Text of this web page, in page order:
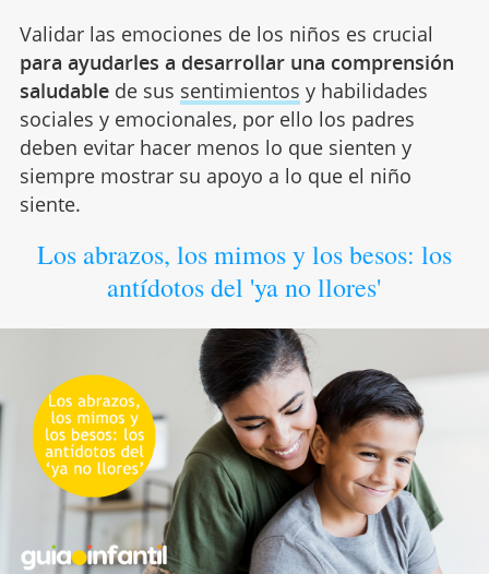
Validar las emociones de los niños es crucial
para ayudarles a desarrollar una comprensión
saludablede sus sentimientos y habilidades
sociales y emocionales, por ello los padres
deben evitar hacer menos lo que sienten y
siempre mostrar su apoyo a lo que el niño
siente.
Los abrazos, los mimos y los besos: los
antídotos del 'ya no llores'